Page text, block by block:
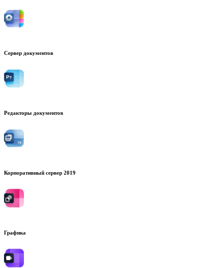
Сервер документов
Редакторы документов
Корпоративный сервер 2019
Графика